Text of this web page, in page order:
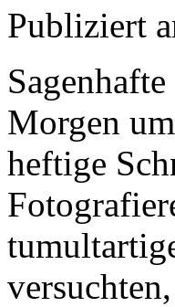
Publiziert
Morgen
heftige